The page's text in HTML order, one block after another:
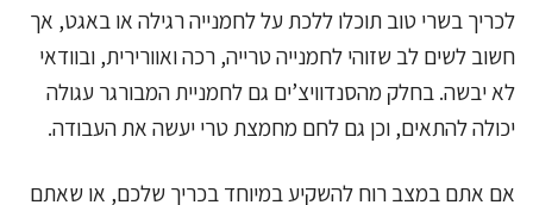
לכריך בשרי טוב תוכלו ללכת על לחמנייה רגילה או באגט, אך
חשוב לשים לב שזוהי לחמנייה טרייה, רכה ואוורירית, ובוודאי
לא יבשה. בחלק מהסנדוויצ’ים גם לחמניית המבורגר עגולה
יכולה להתאים, וכן גם לחם מחמצת טרי יעשה את העבודה.
אם אתם במצב רוח להשקיע במיוחד בכריך שלכם, או שאתם